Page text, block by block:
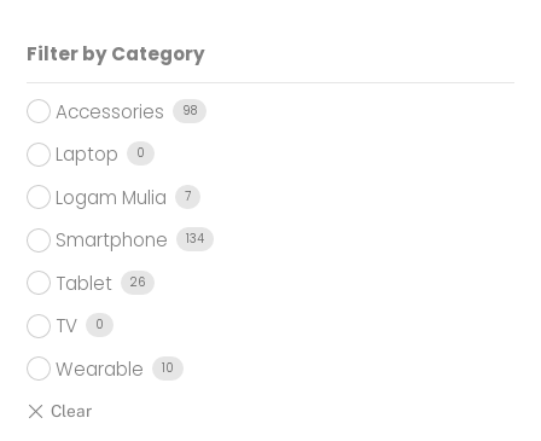
Filter by Category
Accessories 98
Laptop 0
Logam Mulia 7
Smartphone 134
Tablet 26
TV 0
Wearable 10